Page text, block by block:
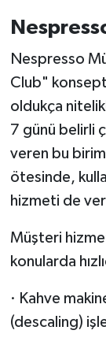
Nespresso
Club"
oldukça
7 günü belirli
veren bu
ötesinde,
hizmeti de
Müşteri
konularda
· Kahve
(descaling)